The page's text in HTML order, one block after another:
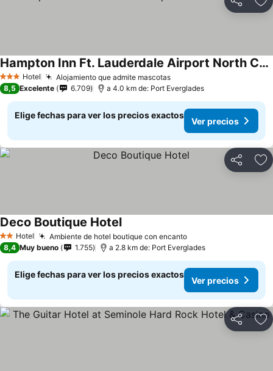
Compartir
3 Estrellas
Hotel Alojamiento que admite mascotas
Hampton Inn Ft. Lauderdale Airport North Cruise Port
8,5 Excelente 6.709 a 4.0 km de: Port Everglades
Elige fechas para ver los precios exactos
Ver precios
Compartir
2 Estrellas
Hotel Ambiente de hotel boutique con encanto
Deco Boutique Hotel
8,4 Muy bueno 1.755 a 2.8 km de: Port Everglades
Elige fechas para ver los precios exactos
Ver precios
Compartir